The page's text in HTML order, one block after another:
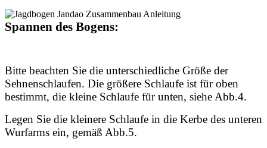
Spannen des Bogens:
Bitte beachten Sie die unterschiedliche Größe der
Sehnenschlaufen. Die größere Schlaufe ist für oben
bestimmt, die kleine Schlaufe für unten, siehe Abb.4.
Legen Sie die kleinere Schlaufe in die Kerbe des unteren
Wurfarms ein, gemäß Abb.5.